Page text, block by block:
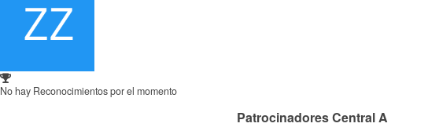
No hay Reconocimientos por el momento
Patrocinadores Central A